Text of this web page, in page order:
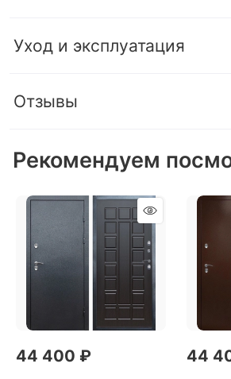
Уход и эксплуатация
Отзывы
Рекомендуем
44 400 ₽ 44